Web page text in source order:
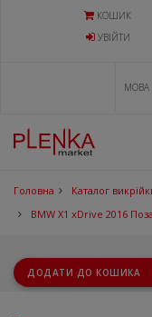
КОШИК
УВIЙТИ
Головна Каталог
BMW X1 xDrive 2016
ДОДАТИ ДО КОШИКА